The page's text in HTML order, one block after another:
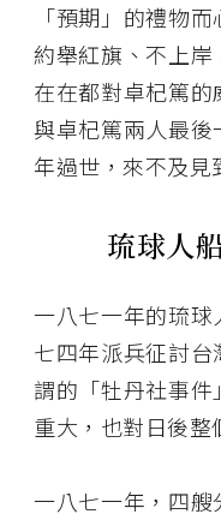
「預期」的禮物
約舉紅旗、不上岸
在在都對卓杞篤
與卓杞篤兩人最
年過世，來不及見
琉球人
一八七一年的琉
七四年派兵征討
謂的「牡丹社事
重大，也對日後整
一八七一年，四